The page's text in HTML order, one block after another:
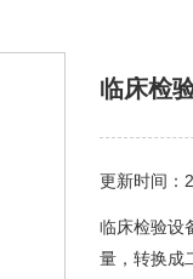
临床检
更新时间：
临床检验设
量，转换成